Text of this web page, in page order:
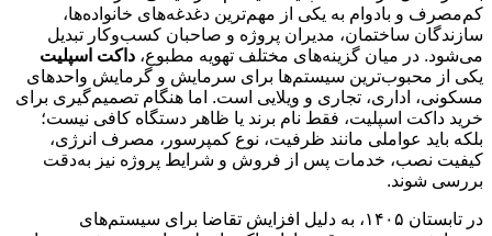
کم‌مصرف و بادوام به یکی از مهم‌ترین دغدغه‌های خانواده‌ها،
سازندگان ساختمان، مدیران پروژه و صاحبان کسب‌وکار تبدیل
می‌شود. در میان گزینه‌های مختلف تهویه مطبوع، داکت اسپلیت
یکی از محبوب‌ترین سیستم‌ها برای سرمایش و گرمایش واحدهای
مسکونی، اداری، تجاری و ویلایی است. اما هنگام تصمیم‌گیری برای
خرید داکت اسپلیت، فقط نام برند یا ظاهر دستگاه کافی نیست؛
بلکه باید عواملی مانند ظرفیت، نوع کمپرسور، مصرف انرژی،
کیفیت نصب، خدمات پس از فروش و شرایط پروژه نیز به‌دقت
بررسی شوند.
در تابستان ۱۴۰۵، به دلیل افزایش تقاضا برای سیستم‌های